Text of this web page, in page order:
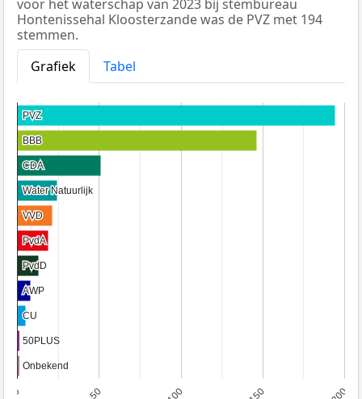
voor het waterschap van 2023 bij stembureau
Hontenissehal Kloosterzande was de PVZ met 194
stemmen.
Grafiek
Tabel
0 50
PVZ
PVZ
BBB
BBB
CDA
CDA
Water Natuurlijk
Water Natuurlijk
VVD
VVD
PvdA
PvdA
PvdD
PvdD
AWP
AWP
CU
CU
50PLUS
50PLUS
Onbekend
Onbekend